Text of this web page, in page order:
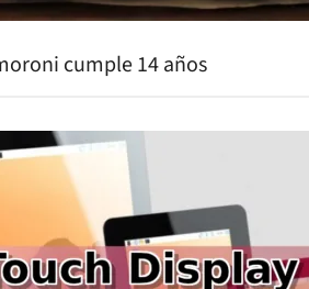
cumple 14 años